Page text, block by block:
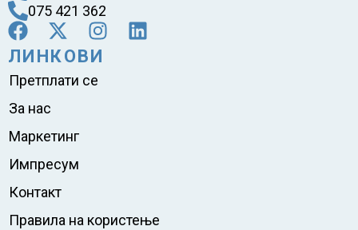
075 421 362
ЛИНКОВИ
Претплати се
За нас
Маркетинг
Импресум
Контакт
Правила на користење